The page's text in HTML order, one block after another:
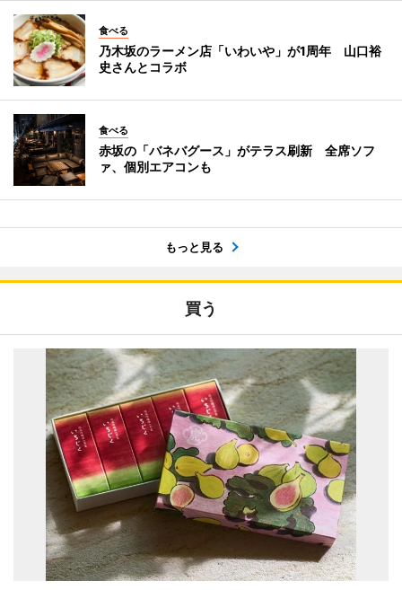
食べる
乃木坂のラーメン店「いわいや」が1周年 山口裕
史さんとコラボ
食べる
赤坂の「バネバグース」がテラス刷新 全席ソフ
ァ、個別エアコンも
もっと見る
買う